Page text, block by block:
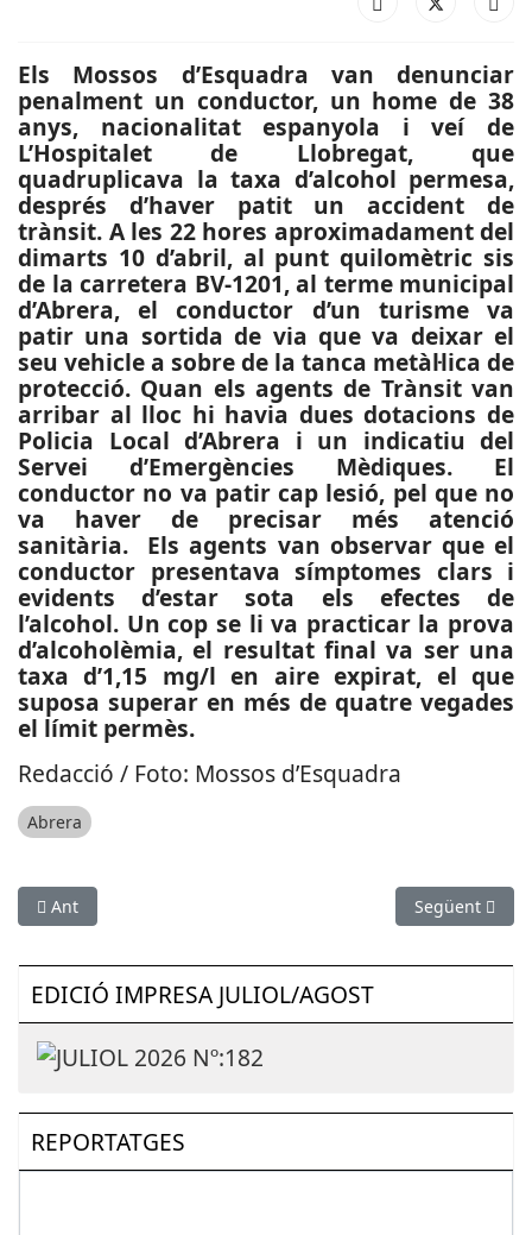
Els Mossos d’Esquadra van denunciar
penalment un conductor, un home de 38
anys, nacionalitat espanyola i veí de
L’Hospitalet de Llobregat, que
quadruplicava la taxa d’alcohol permesa,
després d’haver patit un accident de
trànsit. A les 22 hores aproximadament del
dimarts 10 d’abril, al punt quilomètric sis
de la carretera BV-1201, al terme municipal
d’Abrera, el conductor d’un turisme va
patir una sortida de via que va deixar el
seu vehicle a sobre de la tanca metàl·lica de
protecció. Quan els agents de Trànsit van
arribar al lloc hi havia dues dotacions de
Policia Local d’Abrera i un indicatiu del
Servei d’Emergències Mèdiques. El
conductor no va patir cap lesió, pel que no
va haver de precisar més atenció
sanitària. Els agents van observar que el
conductor presentava símptomes clars i
evidents d’estar sota els efectes de
l’alcohol. Un cop se li va practicar la prova
d’alcoholèmia, el resultat final va ser una
taxa d’1,15 mg/l en aire expirat, el que
suposa superar en més de quatre vegades
el límit permès.
Redacció / Foto: Mossos d’Esquadra
Abrera
Article anterior: ESPORTS (ATLETISME): Ja està aquí la 4a
Ant Article
Següent
EDICIÓ IMPRESA JULIOL/AGOST
REPORTATGES